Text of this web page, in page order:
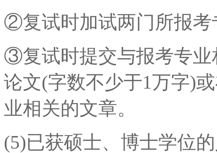
②复试时加试两门所报考
③复试时提交与报考专业
论文(字数不少于1万字)
业相关的文章。
(5)已获硕士、博士学位